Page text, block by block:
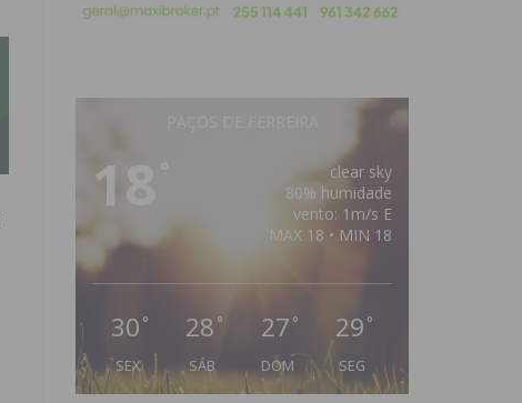
18
clear sky
80% humidade
vento: 1m/s E
MAX 18 • MIN 18
30 °
SEX
28 °
SÁB
27 °
DOM
29 °
SEG